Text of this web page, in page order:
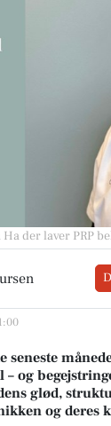
Ha der laver PRP
seneste
og
glød,
og deres